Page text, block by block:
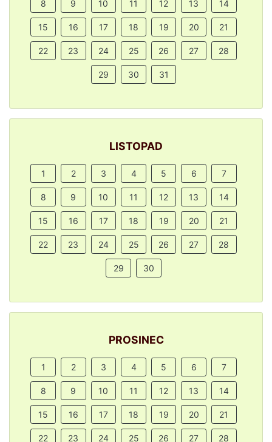
8 9 10 11 12 13 14
15 16 17 18 19 20 21
22 23 24 25 26 27 28
29 30 31
LISTOPAD
1 2 3 4 5 6 7
8 9 10 11 12 13 14
15 16 17 18 19 20 21
22 23 24 25 26 27 28
29 30
PROSINEC
1 2 3 4 5 6 7
8 9 10 11 12 13 14
15 16 17 18 19 20 21
22 23 24 25 26 27 28